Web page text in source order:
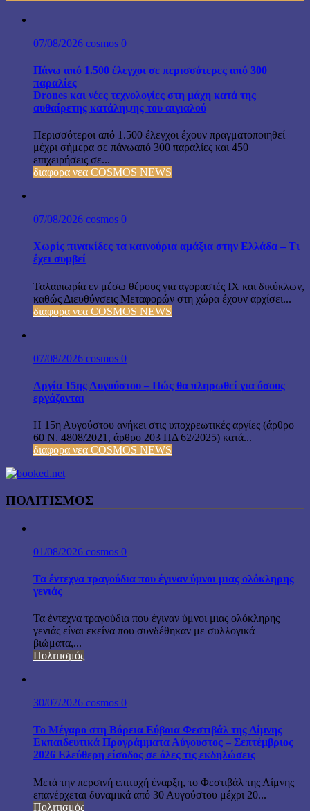
07/08/2026 cosmos 0
Πάνω από 1.500 έλεγχοι σε περισσότερες από 300
παραλίες
Drones και νέες τεχνολογίες στη μάχη κατά της
αυθαίρετης κατάληψης του αιγιαλού
Περισσότεροι από 1.500 έλεγχοι έχουν πραγματοποιηθεί
μέχρι σήμερα σε πάνωαπό 300 παραλίες και 450
επιχειρήσεις σε...
διαφορα νεα COSMOS NEWS
07/08/2026 cosmos 0
Χωρίς πινακίδες τα καινούρια αμάξια στην Ελλάδα – Τι
έχει συμβεί
Ταλαιπωρία εν μέσω θέρους για αγοραστές ΙΧ και δικύκλων,
καθώς Διευθύνσεις Μεταφορών στη χώρα έχουν αρχίσει...
διαφορα νεα COSMOS NEWS
07/08/2026 cosmos 0
Αργία 15ης Αυγούστου – Πώς θα πληρωθεί για όσους
εργάζονται
Η 15η Αυγούστου ανήκει στις υποχρεωτικές αργίες (άρθρο
60 Ν. 4808/2021, άρθρο 203 ΠΔ 62/2025) κατά...
διαφορα νεα COSMOS NEWS
ΠΟΛΙΤΙΣΜΟΣ
01/08/2026 cosmos 0
Τα έντεχνα τραγούδια που έγιναν ύμνοι μιας ολόκληρης
γενιάς
Τα έντεχνα τραγούδια που έγιναν ύμνοι μιας ολόκληρης
γενιάς είναι εκείνα που συνδέθηκαν με συλλογικά
βιώματα,...
Πολιτισμός
30/07/2026 cosmos 0
Το Μέγαρο στη Βόρεια Εύβοια Φεστιβάλ της Λίμνης
Εκπαιδευτικά Προγράμματα Αύγουστος – Σεπτέμβριος
2026 Ελεύθερη είσοδος σε όλες τις εκδηλώσεις
Μετά την περσινή επιτυχή έναρξη, το Φεστιβάλ της Λίμνης
επανέρχεται δυναμικά από 30 Αυγούστου μέχρι 20...
Πολιτισμός